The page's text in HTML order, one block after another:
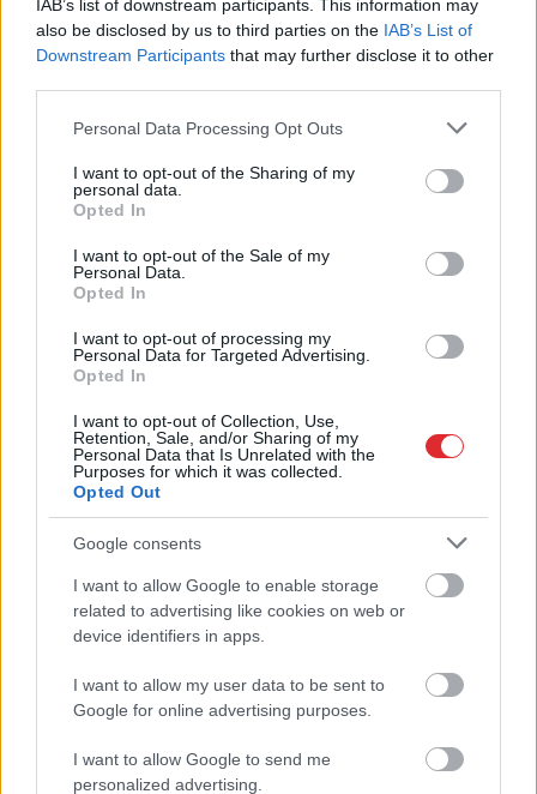
IAB’s list of downstream participants. This information may
also be disclosed by us to third parties on the IAB’s List of
Downstream Participants that may further disclose it to other
Please note that this website/app uses one or more Google
not limited to your visit or usage behaviour. You may click to
grant or deny consent to Google and its third-party tags to
use your data for below specified purposes in below Google
consent section.
Personal Data Processing Opt Outs
I want to opt-out of the Sharing of my
personal data.
Opted In
I want to opt-out of the Sale of my
Personal Data.
Opted In
I want to opt-out of processing my
Personal Data for Targeted Advertising.
Opted In
I want to opt-out of Collection, Use,
Retention, Sale, and/or Sharing of my
Personal Data that Is Unrelated with the
Purposes for which it was collected.
Opted Out
Google consents
I want to allow Google to enable storage
related to advertising like cookies on web or
device identifiers in apps.
I want to allow my user data to be sent to
Google for online advertising purposes.
I want to allow Google to send me
personalized advertising.
publiski iepazīstina ar savu jauno
draugu
pastāsta par savām jaunajām
pieņēmušas mīļoto vīrieti?
FOTO: Kašers atrāda mīļoto vīrieti.
Viņš uzsācis jaunas attiecības
VIDEO:dziedātājai Diānai Pīrāgs
jaunajām attiecībām
Opolais vairs neslēpj attiecības ar
Čīlē dzimušo tenoru Džonatanu
MadaraKiviča atkal notic
mīlestībai: viņa pastāsta par
Aišpurs apliecina, ka ir pāris jau
pusgadu
Atcelt Ziņot